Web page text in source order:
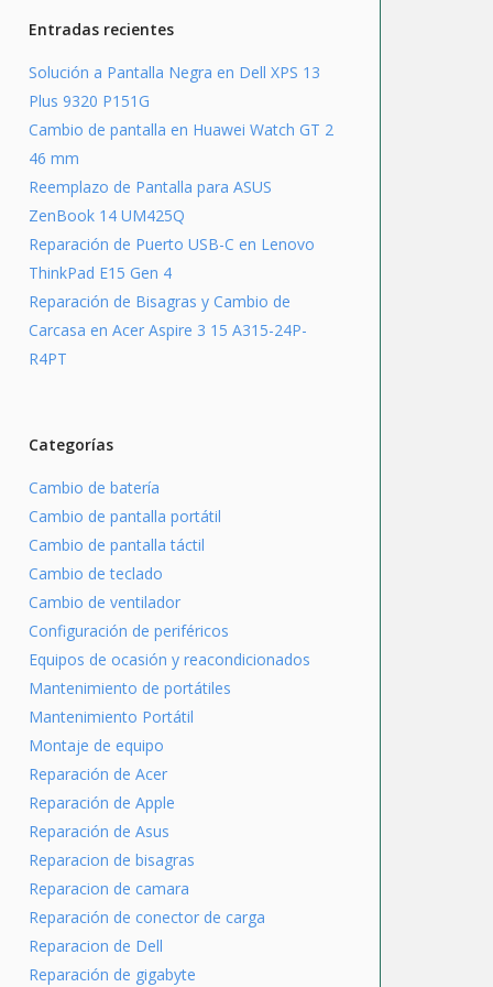
Entradas recientes
Solución a Pantalla Negra en Dell XPS 13
Plus 9320 P151G
Cambio de pantalla en Huawei Watch GT 2
46 mm
Reemplazo de Pantalla para ASUS
ZenBook 14 UM425Q
Reparación de Puerto USB-C en Lenovo
ThinkPad E15 Gen 4
Reparación de Bisagras y Cambio de
Carcasa en Acer Aspire 3 15 A315-24P-
R4PT
Categorías
Cambio de batería
Cambio de pantalla portátil
Cambio de pantalla táctil
Cambio de teclado
Cambio de ventilador
Configuración de periféricos
Equipos de ocasión y reacondicionados
Mantenimiento de portátiles
Mantenimiento Portátil
Montaje de equipo
Reparación de Acer
Reparación de Apple
Reparación de Asus
Reparacion de bisagras
Reparacion de camara
Reparación de conector de carga
Reparacion de Dell
Reparación de gigabyte